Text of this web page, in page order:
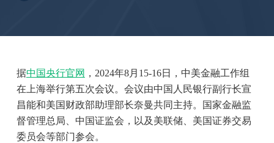
据中国央行官网 ，2024年8月15-16日，中美金融工作组
在上海举行第五次会议。会议由中国人民银行副行长宣
昌能和美国财政部助理部长奈曼共同主持。国家金融监
督管理总局、中国证监会，以及美联储、美国证券交易
委员会等部门参会。